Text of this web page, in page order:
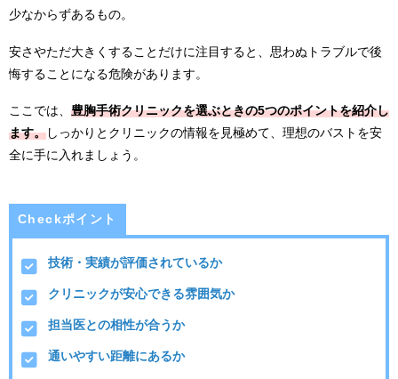
少なからずあるもの。
安さやただ大きくすることだけに注目すると、思わぬトラブルで後
悔することになる危険があります。
ここでは、 豊胸手術クリニックを選ぶときの5つのポイントを紹介し
ます。しっかりとクリニックの情報を見極めて、理想のバストを安
全に手に入れましょう。
Checkポイント
技術・実績が評価されているか
クリニックが安心できる雰囲気か
担当医との相性が合うか
通いやすい距離にあるか